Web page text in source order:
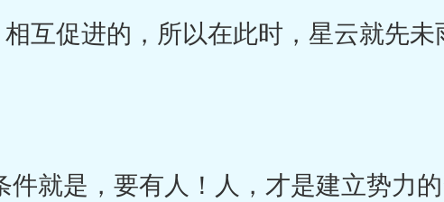
互促进的，所以在此时，星云就先未
是，要有人！人，才是建立势力